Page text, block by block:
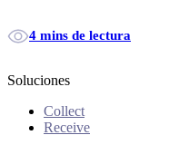
deudas y cómo empodera a
4 mins de lectura
Soluciones
Collect
Receive